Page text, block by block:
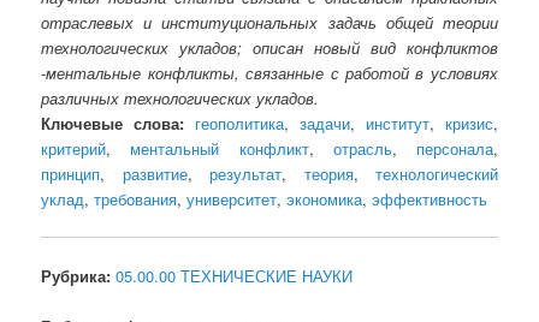
отраслевых и институциональных задачь общей теории
технологических укладов; описан новый вид конфликтов
-ментальные конфликты, связанные с работой в условиях
различных технологических укладов.
Ключевые слова: геополитика, задачи, институт, кризис,
критерий, ментальный конфликт, отрасль, персонала,
принцип, развитие,результат, теория, технологический
уклад,требования,университет,экономика,эффективность
Рубрика: 05.00.00 ТЕХНИЧЕСКИЕ НАУКИ